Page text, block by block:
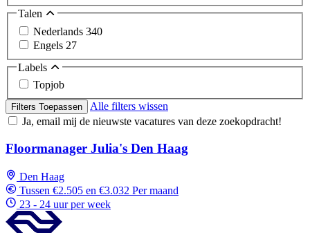
Talen
Nederlands 340
Engels 27
Labels
Topjob
Filters Toepassen
Alle filters wissen
Ja, email mij de nieuwste vacatures van deze zoekopdracht!
Floormanager Julia's Den Haag
Den Haag
Tussen €2.505 en €3.032 Per maand
23 - 24 uur per week